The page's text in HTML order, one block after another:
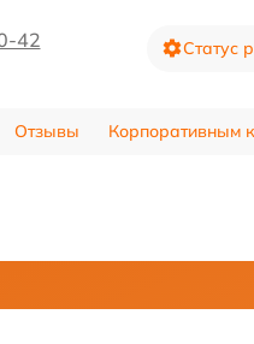
42 Статус
Отзывы Корпоративным